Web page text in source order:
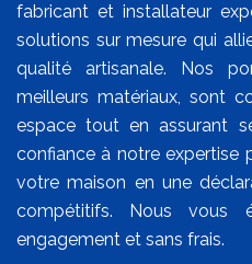
fabricant et installateur
solutions sur mesure qui
qualité artisanale. Nos
meilleurs matériaux, sont
espace tout en assurant
confiance à notre expertise
votre maison en une
compétitifs. Nous vous
engagement et sans frais.